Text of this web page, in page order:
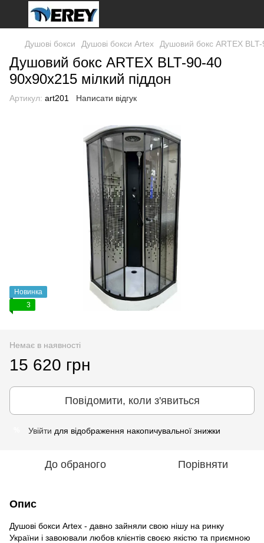
Душові бокси Душові бокси Artex Душовий бокс ARTEX
Душовий бокс ARTEX BLT-90-40
90x90x215 мілкий піддон
Артикул: art201 Написати відгук
Новинка
3
Немає в наявності
15 620 грн
Повідомити, коли з'явиться
Увійти для відображення накопичувальної знижки
До обраного Порівняти
Опис
Душові бокси Artex - давно зайняли свою нішу на ринку
України і завоювали любов клієнтів своєю якістю та приємною